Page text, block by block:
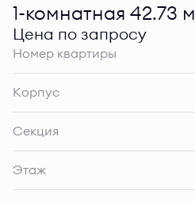
1-комнатная 42.73 м
Цена по запросу
Номер квартиры
Корпус
Секция
Этаж